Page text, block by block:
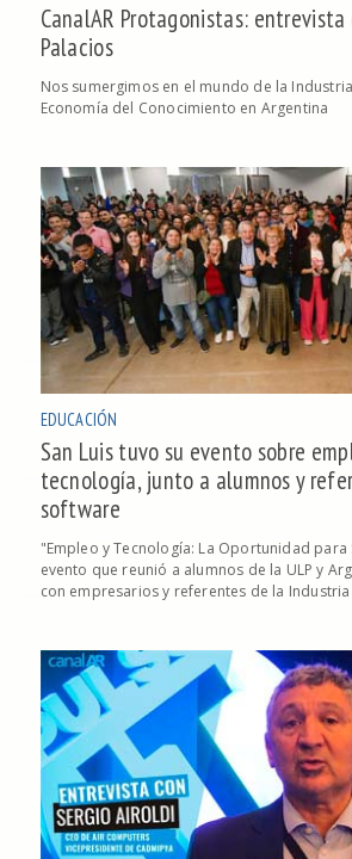
CanalAR Protagonistas: entrevista
Palacios
Nos sumergimos en el mundo de la
Economía del Conocimiento en Argentina
EDUCACIÓN
San Luis tuvo su evento sobre
tecnología, junto a alumnos y
software
"Empleo y Tecnología: La Oportunidad para
evento que reunió a alumnos de la ULP y
con empresarios y referentes de la